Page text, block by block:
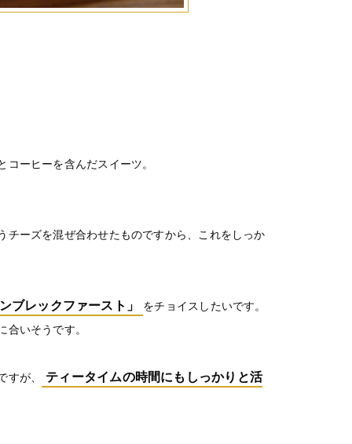
ーヒーを含んだスイーツ。
ーズを混ぜ合わせたものですから、これをしっか
ブレックファースト」
をチョイスしたいです。
いそうです。
が、 ティータイムの時間にもしっかりと活